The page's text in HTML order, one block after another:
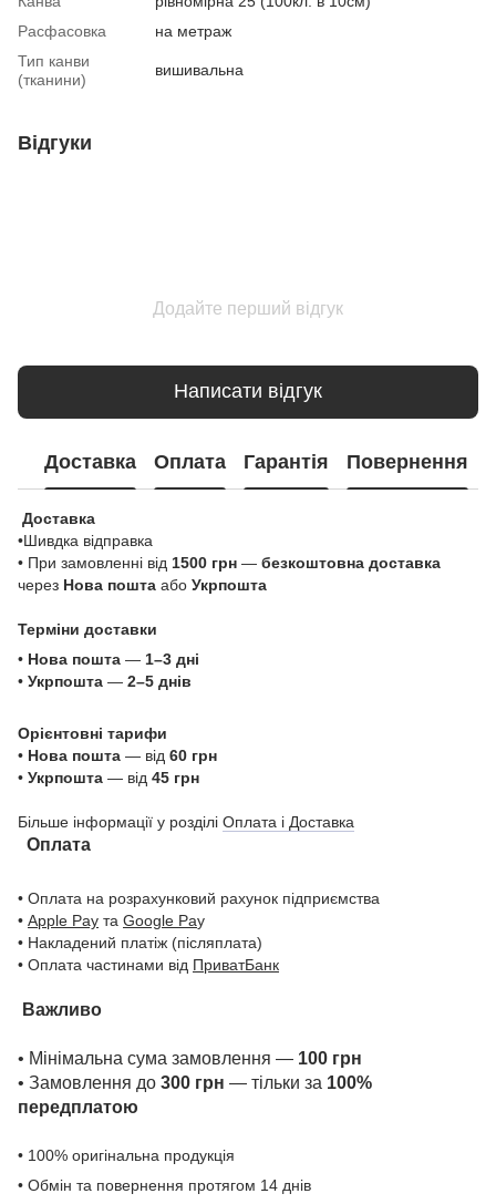
Расфасовка
на метраж
Тип канви
(тканини)
вишивальна
Відгуки
Додайте перший відгук
Написати відгук
Доставка Оплата Гарантія Повернення
Доставка
•Шивдка відправка
• При замовленні від 1500 грн — безкоштовна доставка
через Нова пошта або Укрпошта
Терміни доставки
• Нова пошта — 1–3 дні
• Укрпошта — 2–5 днів
Орієнтовні тарифи
• Нова пошта — від 60 грн
• Укрпошта — від 45 грн
Більше інформації у розділі Оплата і Доставка
Оплата
• Оплата на розрахунковий рахунок підприємства
• Apple Pay та Google Pay
• Накладений платіж (післяплата)
• Оплата частинами від ПриватБанк
Важливо
• Мінімальна сума замовлення — 100 грн
• Замовлення до 300 грн — тільки за 100%
передплатою
• 100% оригінальна продукція
• Обмін та повернення протягом 14 днів